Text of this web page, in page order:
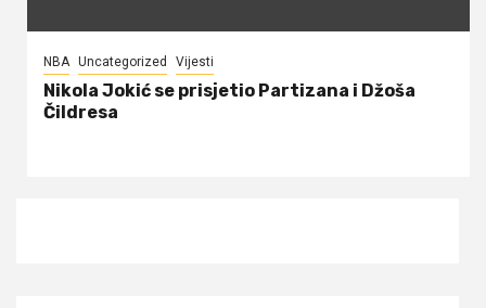
NBA Uncategorized Vijesti
Nikola Jokić se prisjetio Partizana i Džoša
Čildresa